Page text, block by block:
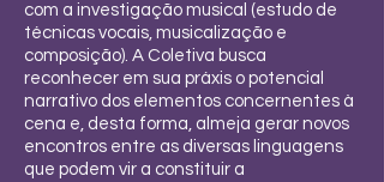
com a investigação musical (estudo de
técnicas vocais, musicalização e
composição). A Coletiva busca
reconhecer em sua práxis o potencial
narrativo dos elementos concernentes à
cena e, desta forma, almeja gerar novos
encontros entre as diversas linguagens
que podem vir a constituir a